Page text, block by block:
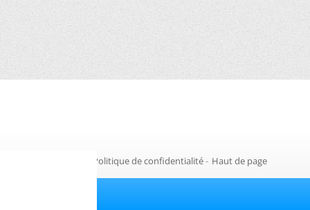
Politique de confidentialité- Haut de page